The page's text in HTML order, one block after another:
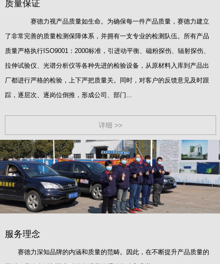
质量保证
赛德力视产品质量如生命。为确保每一件产品质量，赛德力建立
了非常完善的质量检测保障体系，并拥有一支专业的检测队伍。所有产品
质量严格执行ISO9001：2000标准，引进动平衡、磁粉探伤、辐射探伤、
拉伸试验仪、光谱分析仪等各种先进的检验设备，从原材料入库到产品出
厂都进行严格的检验，上下严把质量关。同时，对客户的反馈意见及时跟
踪，逐层次、逐岗位倒推，形成公司、部门...
详细 >>
服务理念
赛德力深知品牌的内涵和质量的范畴。因此，在不断提升产品质量的